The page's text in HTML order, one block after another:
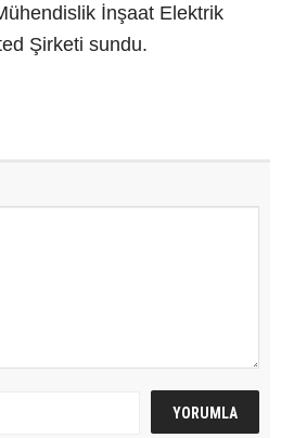
İnşaat Elektrik
Şirketi sundu.